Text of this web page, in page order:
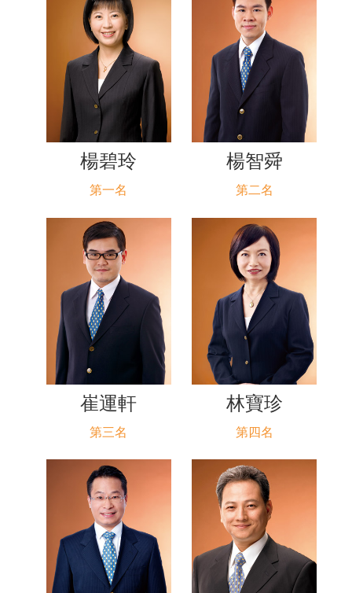
楊碧玲
第一名
楊智舜
第二名
崔運軒
第三名
林寶珍
第四名